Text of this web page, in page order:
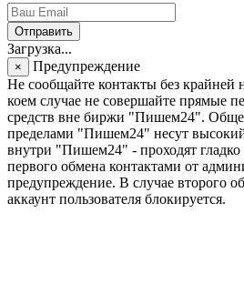
Отправить
Загрузка...
×
Предупреждение
Не сообщайте контакты без крайней
коем случае не совершайте прямые
средств вне биржи "Пишем24".
пределами "Пишем24" несут
внутри "Пишем24" - проходят гладко
первого обмена контактами от
предупреждение. В случае второго
аккаунт пользователя блокируется.